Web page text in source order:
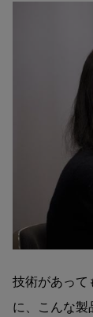
技術があって
に、こんな